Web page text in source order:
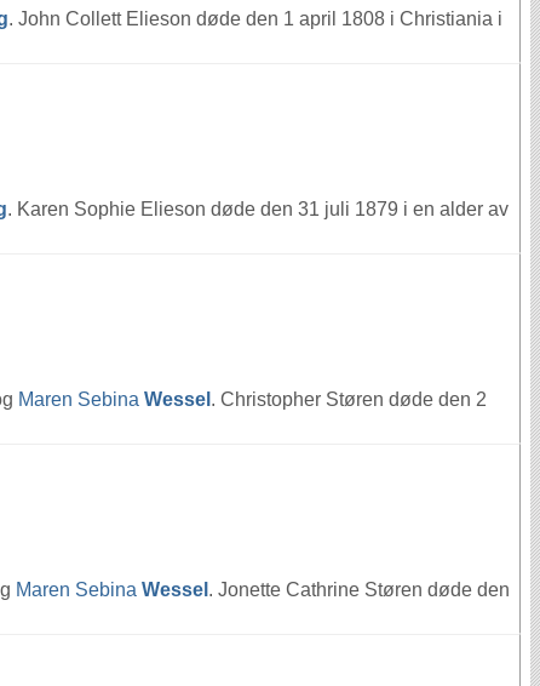
. John Collett Elieson døde den 1 april 1808 i Christiania i
. Karen Sophie Elieson døde den 31 juli 1879 i en alder av
Maren Sebina Wessel . Christopher Støren døde den 2
Maren Sebina Wessel . Jonette Cathrine Støren døde den